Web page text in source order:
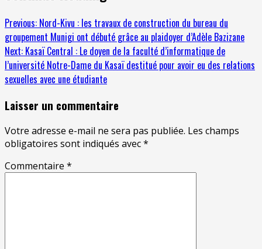
Previous: Nord-Kivu : les travaux de construction du bureau du
groupement Munigi ont débuté grâce au plaidoyer d’Adèle Bazizane
Next: Kasaï Central : Le doyen de la faculté d’informatique de
l’université Notre-Dame du Kasaï destitué pour avoir eu des relations
sexuelles avec une étudiante
Laisser un commentaire
Votre adresse e-mail ne sera pas publiée. Les champs
obligatoires sont indiqués avec*
Commentaire *